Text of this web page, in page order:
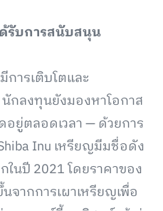
รับการสนับสนุน
การเติบโตและ
กลงทุนยังมองหาโอกาส
ยู่ตลอดเวลา — ด้วยการ
Inu เหรียญมีมชื่อดัง
นปี 2021 โดยราคาของ
จากการเผาเหรียญเพื่อ